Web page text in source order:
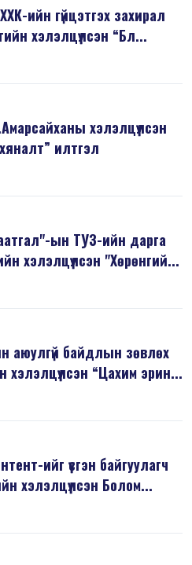
ийн гүйцэтгэх захирал
хэлэлцүүлсэн “Бл...
хэлэлцүүлсэн
илтгэл
ын ТУЗ-ийн дарга
хэлэлцүүлсэн "Хөрөнгий...
аюулгүй байдлын зөвлөх
хэлэлцүүлсэн “Цахим эрин...
ийг үүсгэн байгуулагч
хэлэлцүүлсэн Болом...